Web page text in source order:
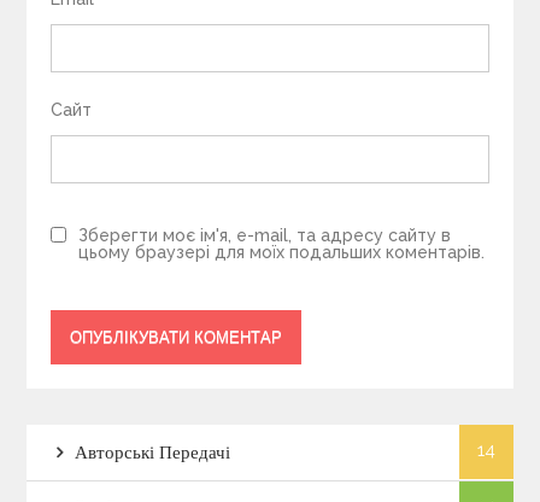
Сайт
Зберегти моє ім'я, e-mail, та адресу сайту в
цьому браузері для моїх подальших коментарів.
Авторські Передачі 14